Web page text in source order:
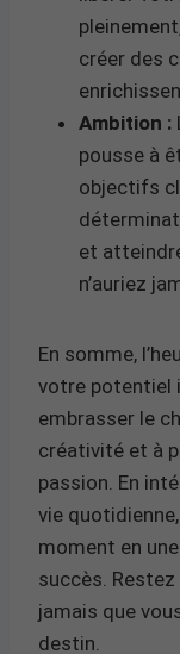
créer des
Ambition :
pousse à
objectifs
et
n’auriez
En somme,
votre potentiel
embrasser le
créativité et à
passion. En
vie
moment en
succès.
jamais que
destin.